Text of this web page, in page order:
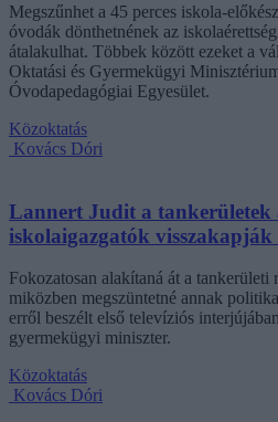
Megszűnhet a 45 perces iskola-
óvodák dönthetnének az
átalakulhat. Többek között ezeket a
Oktatási és Gyermekügyi
Óvodapedagógiai Egyesület.
Közoktatás
Kovács Dóri
Lannert Judit a tankerületek
iskolaigazgatók
Fokozatosan alakítaná át a tankerületi
miközben megszüntetné annak
erről beszélt első televíziós
gyermekügyi miniszter.
Közoktatás
Kovács Dóri